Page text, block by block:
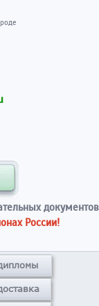
документов
России!